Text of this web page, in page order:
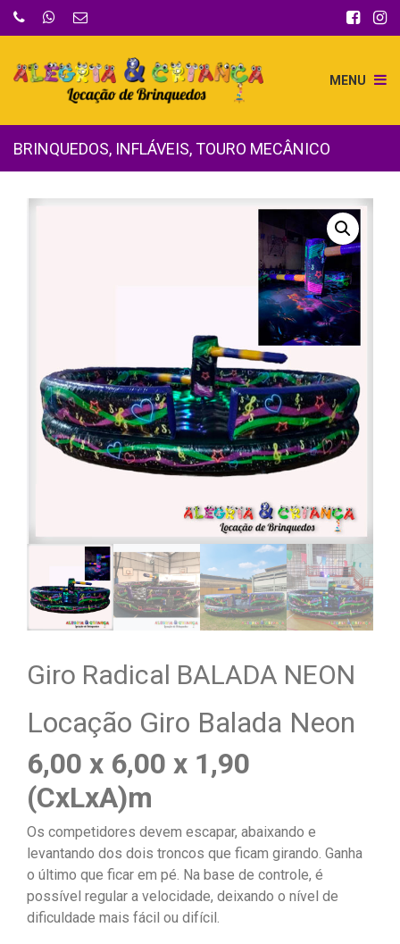
MENU
BRINQUEDOS, INFLÁVEIS,TOURO MECÂNICO
Giro Radical BALADA NEON
Locação Giro Balada Neon
6,00 x 6,00 x 1,90
(CxLxA)m
Os competidores devem escapar, abaixando e
levantando dos dois troncos que ficam girando. Ganha
o último que ficar em pé. Na base de controle, é
possível regular a velocidade, deixando o nível de
dificuldade mais fácil ou difícil.